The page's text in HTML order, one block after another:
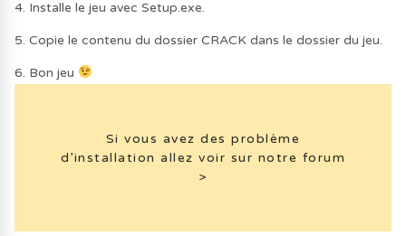
4. Installe le jeu avec Setup.exe.
5. Copie le contenu du dossier CRACK dans le dossier du jeu.
6. Bon jeu
Si vous avez des problème
d’installation allez voir sur notre forum
>